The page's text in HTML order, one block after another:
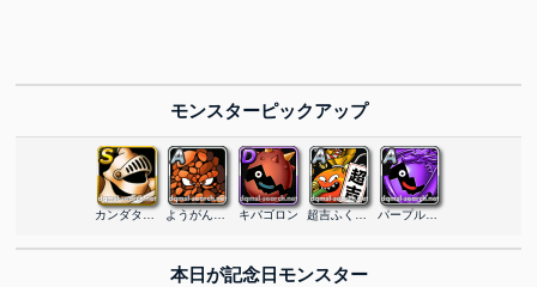
モンスターピックアップ
カンダタこぶん ようがんまじん キバゴロン 超吉ふくぶくろ パープルオーブ
本日が記念日モンスター